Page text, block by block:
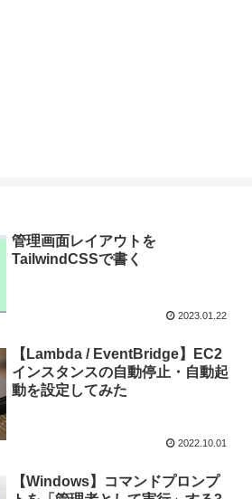
管理画面レイアウトを
TailwindCSSで書く
2023.01.22
【Lambda / EventBridge】EC2
インスタンスの自動停止・自動起
動を設定してみた
2022.10.01
【Windows】コマンドプロンプ